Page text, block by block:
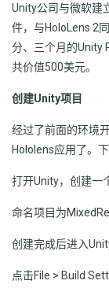
Unity公司与微软建
件，与HoloLens 2
分、三个月的Unity
共价值500美元。
创建Unity项目
经过了前面的环境
Hololens应用了。
打开Unity，创建一
命名项目为
创建完成后进入
点击File > Build